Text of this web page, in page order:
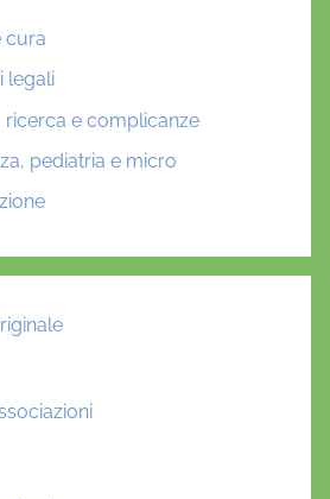
cura
legali
ricerca e complicanze
pediatria e micro